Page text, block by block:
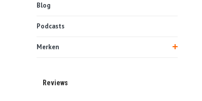
Blog
Podcasts
Merken
Reviews